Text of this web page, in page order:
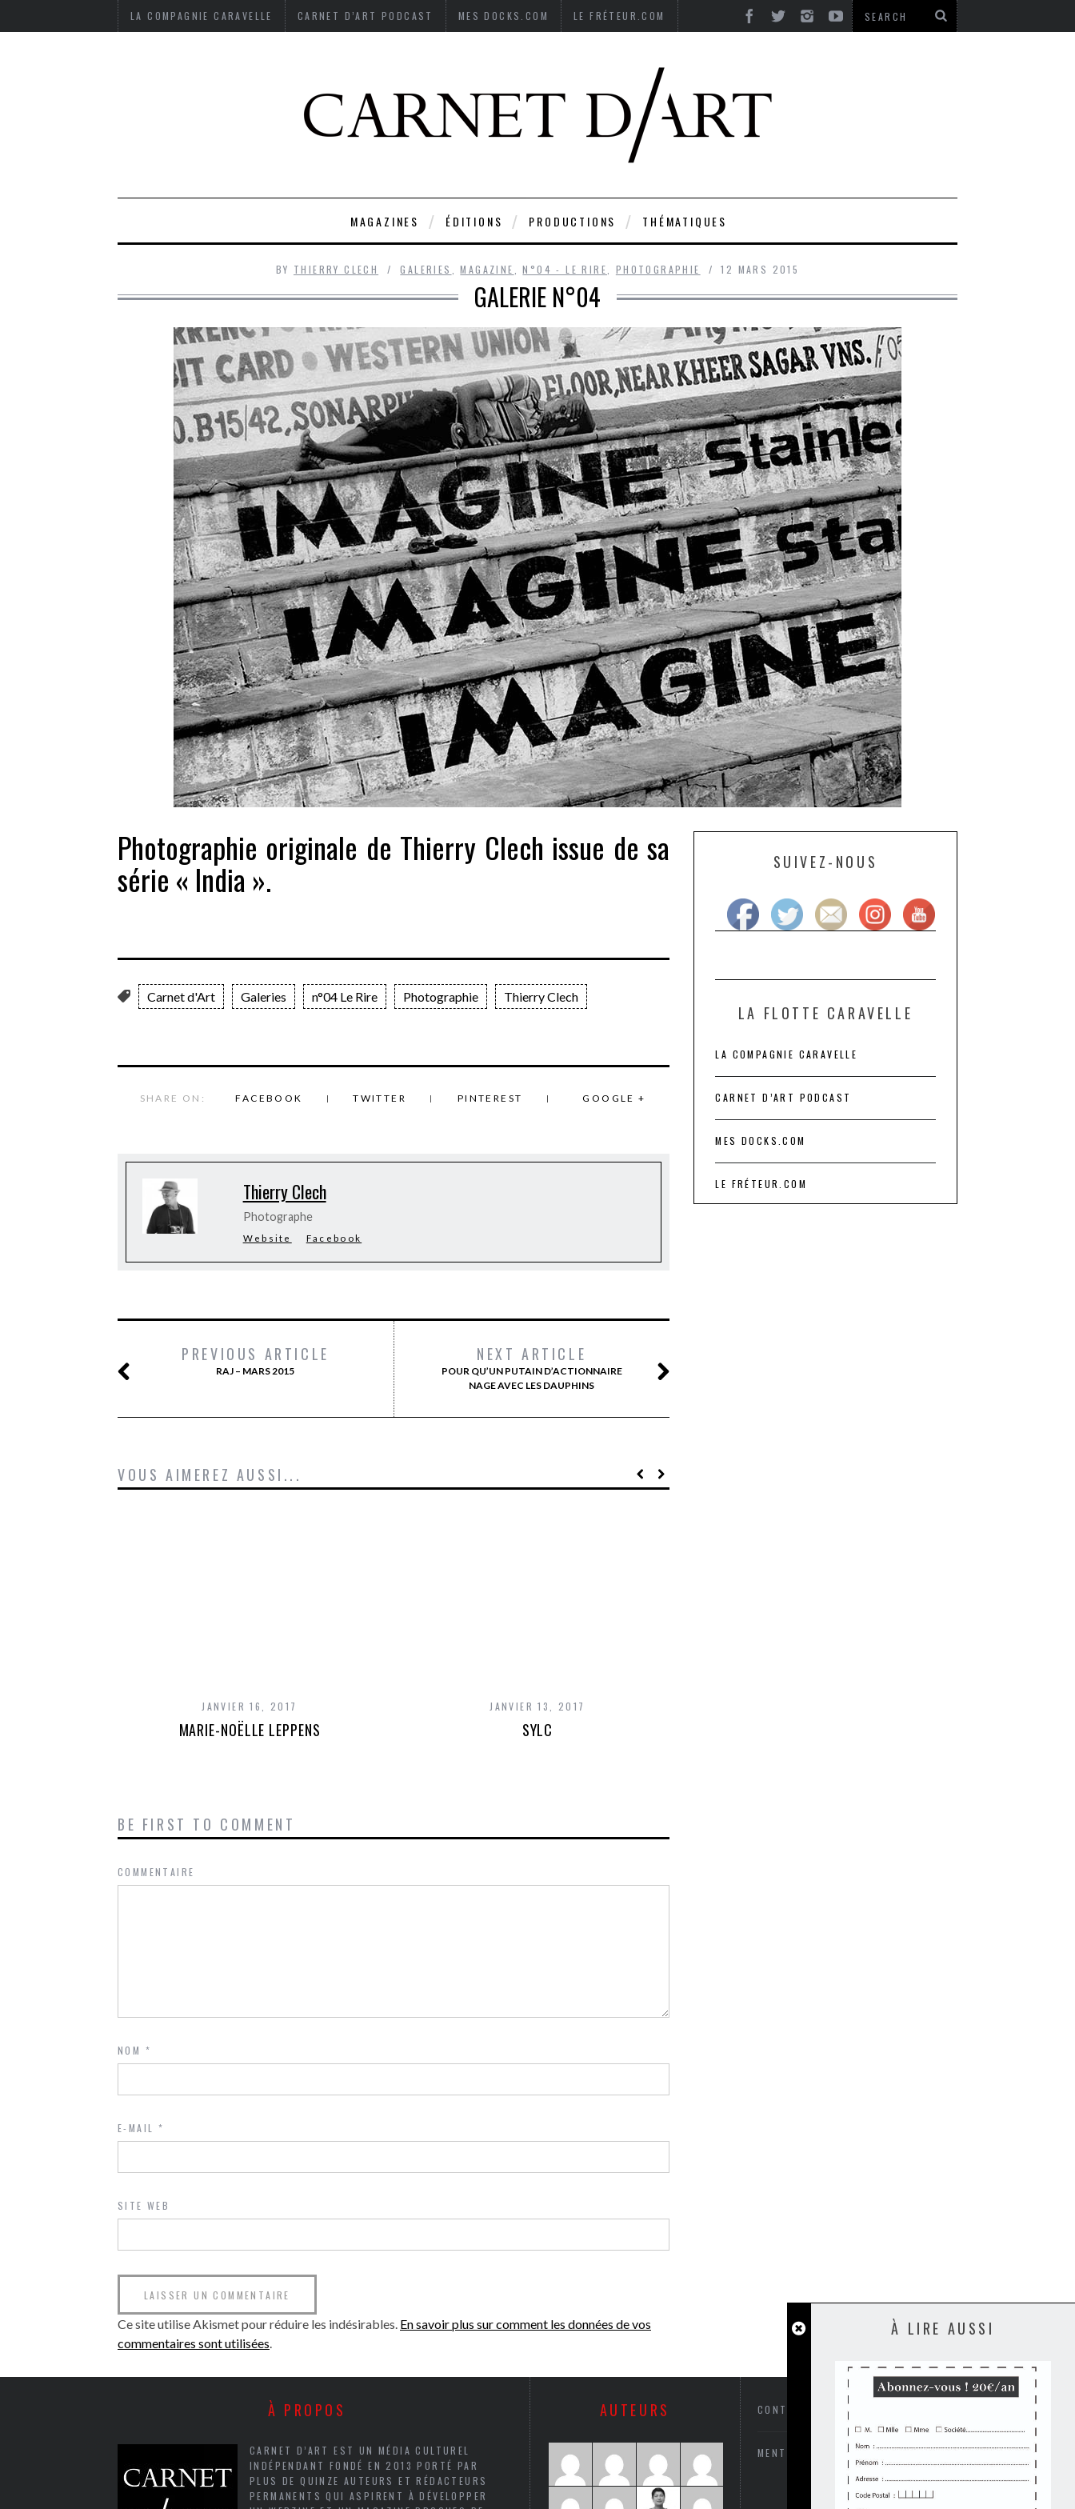
LA COMPAGNIE CARAVELLE CARNET D’ART PODCAST MES DOCKS.COM LE FRÉTEUR.COM
MAGAZINES ÉDITIONS PRODUCTIONS THÉMATIQUES
BY THIERRY CLECH GALERIES ,MAGAZINE ,N°04 - LE RIRE PHOTOGRAPHIE 12 MARS 2015
GALERIE N°04
Photographie originale de Thierry Clech issue de sa
série « India ».
Carnet d'Art Galeries n°04 Le Rire Photographie Thierry Clech
SHARE ON: FACEBOOK TWITTER PINTEREST GOOGLE +
Thierry Clech
Photographe
Website Facebook
PREVIOUS ARTICLE
RAJ – MARS 2015
NEXT ARTICLE
POUR QU’UN PUTAIN D’ACTIONNAIRE
NAGE AVEC LES DAUPHINS
VOUS AIMEREZ AUSSI...
JANVIER 16, 2017
MARIE-NOËLLE LEPPENS
JANVIER 13, 2017
SYLC
BE FIRST TO COMMENT
COMMENTAIRE
NOM *
E-MAIL *
SITE WEB
Ce site utilise Akismet pour réduire les indésirables. En savoir plus sur comment les données de vos
commentaires sont utilisées
SUIVEZ-NOUS
LA FLOTTE CARAVELLE
LA COMPAGNIE CARAVELLE
CARNET D’ART PODCAST
MES DOCKS.COM
LE FRÉTEUR.COM
À LIRE AUSSI
À PROPOS
CARNET D’ART EST UN MÉDIA CULTUREL
INDÉPENDANT FONDÉ EN 2013 PORTÉ PAR
PLUS DE QUINZE AUTEURS ET RÉDACTEURS
PERMANENTS QUI ASPIRENT À DÉVELOPPER
AUTEURS CONTACTEZ-NOUS
MENTIONS LÉGALES